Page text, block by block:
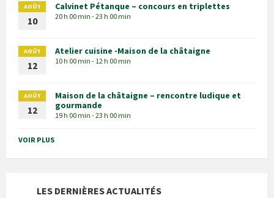
AOÛT
10
Calvinet Pétanque – concours en triplettes
20 h 00 min - 23 h 00 min
AOÛT
12
Atelier cuisine -Maison de la châtaigne
10 h 00 min - 12 h 00 min
AOÛT
12
Maison de la châtaigne – rencontre ludique et
gourmande
19 h 00 min - 23 h 00 min
VOIR PLUS
LES DERNIÈRES ACTUALITÉS